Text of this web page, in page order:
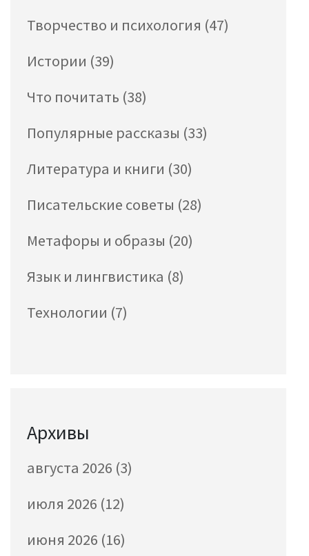
Творчество и психология (47)
Истории (39)
Что почитать (38)
Популярные рассказы (33)
Литература и книги (30)
Писательские советы (28)
Метафоры и образы (20)
Язык и лингвистика (8)
Технологии (7)
Архивы
августа 2026 (3)
июля 2026 (12)
июня 2026 (16)